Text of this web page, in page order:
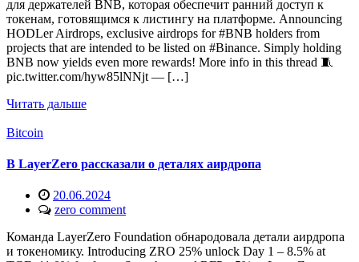
для держателей BNB, которая обеспечит ранний доступ к
токенам, готовящимся к листингу на платформе. Announcing
HODLer Airdrops, exclusive airdrops for #BNB holders from
projects that are intended to be listed on #Binance. Simply holding
BNB now yields even more rewards! More info in this thread 🧵
pic.twitter.com/hyw85lNNjt — […]
Читать дальше
Bitcoin
В LayerZero рассказали о деталях аирдропа
20.06.2024
zero comment
Команда LayerZero Foundation обнародовала детали аирдропа
и токеномику. Introducing ZRO 25% unlock Day 1 – 8.5% at